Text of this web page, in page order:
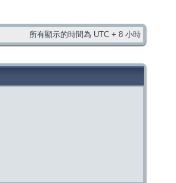
所有顯示的時間為 UTC + 8 小時